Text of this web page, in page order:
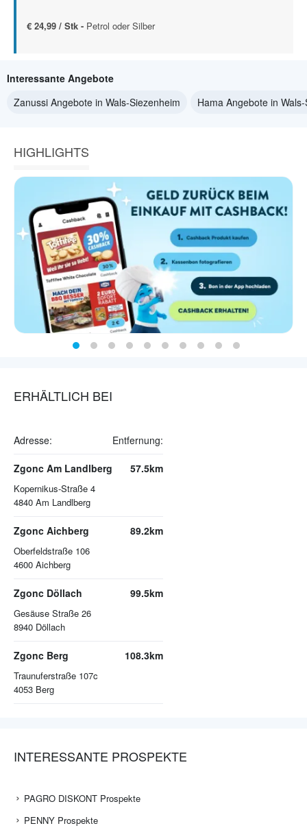
€ 24,99 / Stk - Petrol oder Silber
Interessante Angebote
Zanussi Angebote in Wals-Siezenheim
Hama Angebote in
HIGHLIGHTS
ERHÄLTLICH BEI
Adresse: Entfernung:
Zgonc Am Landlberg
Kopernikus-Straße 4
4840 Am Landlberg
57.5km
Zgonc Aichberg
Oberfeldstraße 106
4600 Aichberg
89.2km
Zgonc Döllach
Gesäuse Straße 26
8940 Döllach
99.5km
Zgonc Berg
Traunuferstraße 107c
4053 Berg
108.3km
INTERESSANTE PROSPEKTE
PAGRO DISKONT Prospekte
PENNY Prospekte